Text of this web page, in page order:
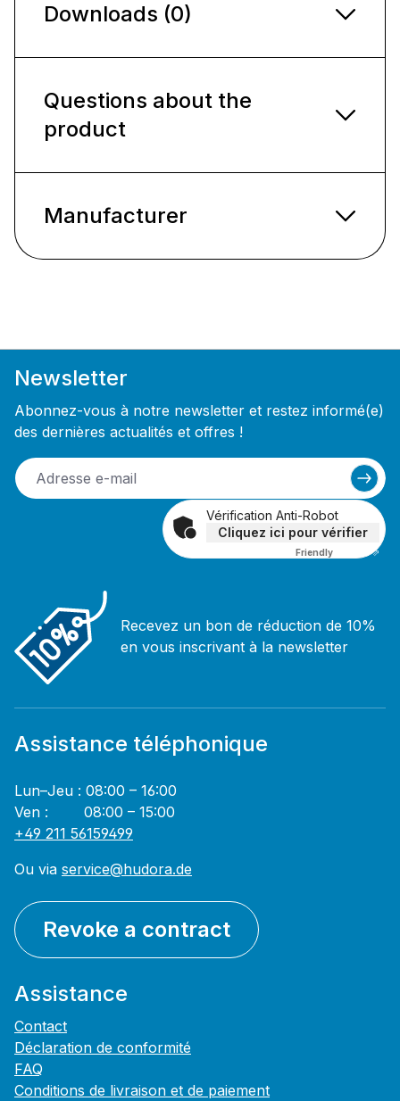
Downloads (0)
Questions about the
product
Manufacturer
Newsletter
Abonnez-vous à notre newsletter et restez informé(e)
des dernières actualités et offres !
Vérification Anti-Robot
Cliquez ici pour vérifier
Friendly Captcha ⇗
Recevez un bon de réduction de 10%
en vous inscrivant à la newsletter
Assistance téléphonique
Lun–Jeu : 08:00 – 16:00
Ven : 08:00 – 15:00
+49 211 56159499
Ou via service@hudora.de
Revoke a contract
Assistance
Contact
Déclaration de conformité
FAQ
Conditions de livraison et de paiement